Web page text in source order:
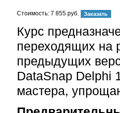
Стоимость: 7 855 руб.
Курс
переходящих на
предыдущих
DataSnap Delphi
мастера,